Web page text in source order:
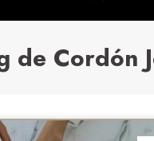
de Cordón